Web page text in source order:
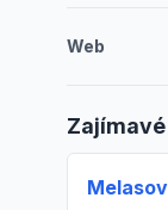
Web